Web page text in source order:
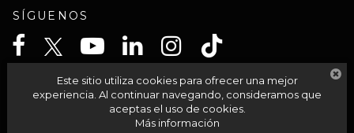
SÍGUENOS
CELTA SOLUCIONES SA PI DE CV
Este sitio utiliza cookies para ofrecer una mejor
experiencia. Al continuar navegando, consideramos que
aceptas el uso de cookies.
Más información